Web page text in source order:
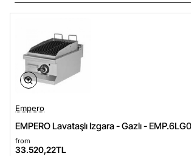
Empero
from
33.520,22TL